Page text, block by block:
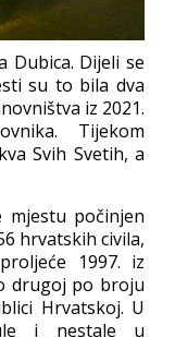
Dubica. Dijeli se
su to bila dva
iz 2021.
Tijekom
Svih Svetih, a
mjestu počinjen
hrvatskih civila,
1997. iz
drugoj po broju
Hrvatskoj. U
i nestale u